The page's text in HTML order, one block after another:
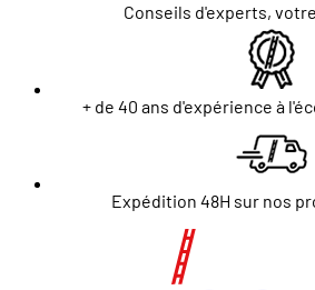
Conseils d'experts,
+ de 40 ans d'expérience à
Expédition 48H sur nos